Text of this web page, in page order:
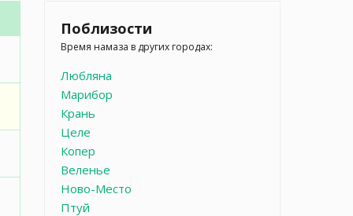
Поблизости
Время намаза в других городах:
Любляна
Марибор
Крань
Целе
Копер
Веленье
Ново-Место
Птуй